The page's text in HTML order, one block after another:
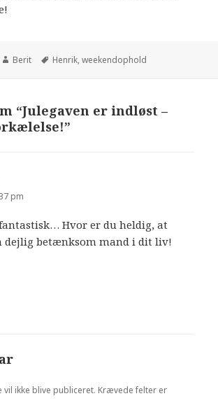
Berit Henrik,weekendophold
“Julegaven er indløst –
pm
Hvor er du heldig, at
dejlig betænksom mand i dit liv!
vil ikke blive publiceret. Krævede felter er